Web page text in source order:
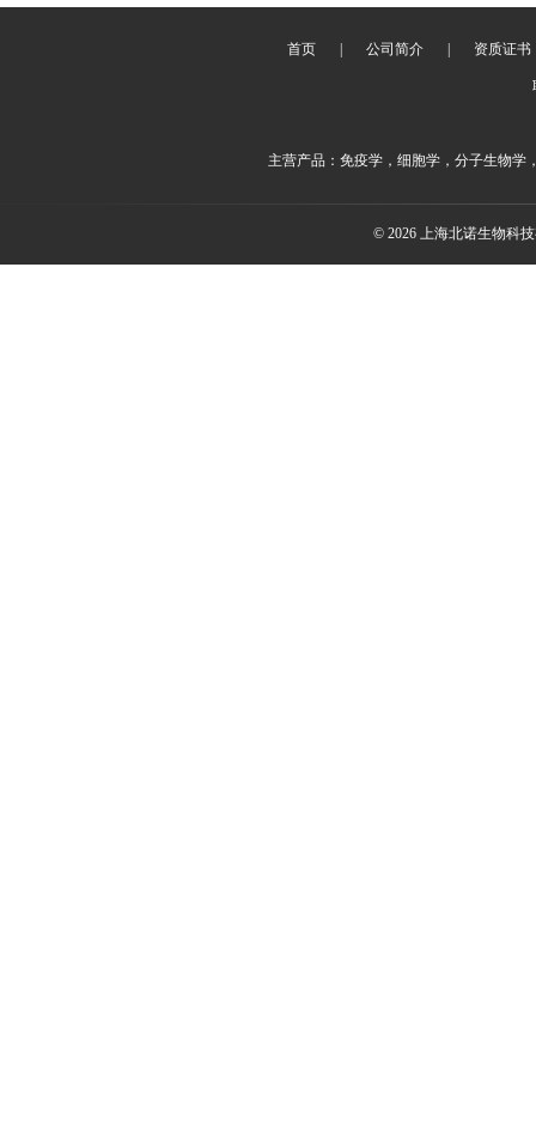
首页 公司简介 资质证书
主营产品：免疫学，细胞学，分子生物学
© 2026 上海北诺生物科